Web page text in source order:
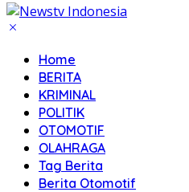
Home
BERITA
KRIMINAL
POLITIK
OTOMOTIF
OLAHRAGA
Tag Berita
Berita Otomotif